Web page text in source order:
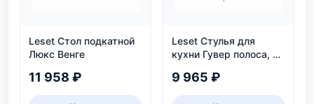
Leset Стол подкатной
Люкс Венге
11 958 ₽
Leset Стулья для
кухни Гувер полоса, 2
9 965 ₽